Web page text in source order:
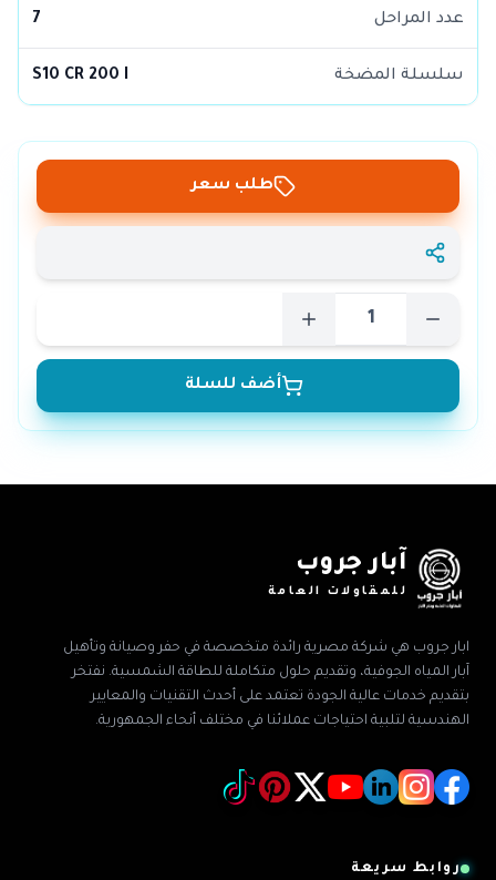
عدد المراحل 7
سلسلة المضخة S10 CR 200 I
طلب سعر
أضف للسلة
آبار جروب
للمقاولات العامة
ابار جروب هي شركة مصرية رائدة متخصصة في حفر وصيانة وتأهيل
آبار المياه الجوفية، وتقديم حلول متكاملة للطاقة الشمسية. نفتخر
بتقديم خدمات عالية الجودة تعتمد على أحدث التقنيات والمعايير
الهندسية لتلبية احتياجات عملائنا في مختلف أنحاء الجمهورية.
روابط سريعة